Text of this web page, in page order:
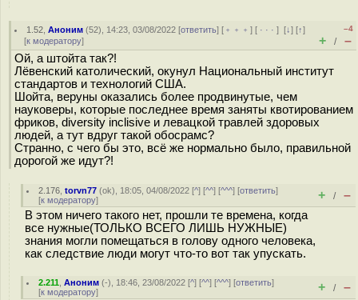
1.52 ,Аноним (52), 14:23, 03/08/2022 [ответить] [ ﹢﹢﹢] [ · · ·][↓] [↑]
[к модератору]
–4
+ / –
Ой, а штойта так?!
Лёвенский католический, окунул Национальный институт
стандартов и технологий США.
Шойта, веруны оказались более продвинутые, чем
науковеры, которые последнее время заняты квотированием
фриков, diversity inclisive и левацкой травлей здоровых
людей, а тут вдруг такой обосрамс?
Странно, с чего бы это, всё же нормально было, правильной
дорогой же идут?!
2.176 ,torvn77 (ok), 18:05, 04/08/2022 [^] [^^] [^^^] [ответить]
[к модератору] + / –
В этом ничего такого нет, прошли те времена, когда
все нужные(ТОЛЬКО ВСЕГО ЛИШЬ НУЖНЫЕ)
знания могли помещаться в голову одного человека,
как следствие люди могут что-то вот так упускать.
2.211 ,Аноним (-), 18:46, 23/08/2022 [^] [^^] [^^^] [ответить]
[к модератору] + / –